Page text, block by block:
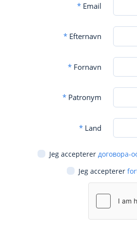
*Email
*Efternavn
*Fornavn
*Patronym
*Land
Jeg accepterer договора-
Jeg accepterer